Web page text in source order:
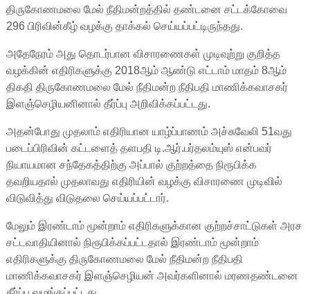
திருகோணமலை மேல் நீதிமன்றத்தில் தண்டனை சட்டக்கோவை
296 பிரிவின்கீழ் வழக்கு தாக்கல் செய்யப்பட்டிருந்தது.
அதேநேரம் அது தொடர்பான விசாரணைகள் முடிவுற்று குறித்த
வழக்கின் எதிரிகளுக்கு 2018ஆம் ஆண்டு எட்டாம் மாதம் 8ஆம்
திகதி திருகோணமலை மேல் நீதிமன்ற நீதிபதி மாணிக்கவாசகர்
இளஞ்செழியனினால் தீர்ப்பு அறிவிக்கப்பட்டது.
அதன்போது முதலாம் எதிரியான யாழ்ப்பாணம் அச்சுவேலி 51வது
படைப்பிரிவின் கட்டளைத் தளபதி டி.ஆர்.பர்தலம்யுஸ் என்பவர்
நியாயமான சந்தேகத்திற்கு அப்பால் குற்றத்தை நிரூபிக்க
தவறியதால் முதலாவது எதிரியின் வழக்கு விசாரணை முடிவில்
விடுவித்து விடுதலை செய்யப்பட்டார்.
மேலும் இரண்டாம் மூன்றாம் எதிரிகளுக்கான குற்றச்சாட்டுகள் அரச
சட்டவாதியினால் நிரூபிக்கப்பட்டதால் இரண்டாம் மூன்றாம்
எதிரிகளுக்கு திருகோணமலை மேல் நீதிமன்ற நீதிபதி
மாணிக்கவாசகர் இளஞ்செழியன் அவர்களினால் மரணதண்டனை